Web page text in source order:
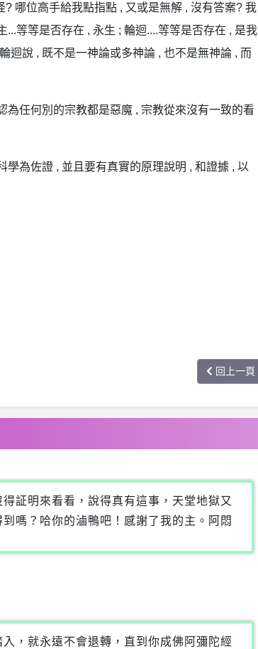
哪位高手給我點指點 , 又或是無解 , 沒有答案? 我
等等是否存在 , 永生 ; 輪迴....等等是否存在 , 是我
迴說 , 既不是一神論或多神論 , 也不是無神論 , 而
任何別的宗教都是惡魔 , 宗教從來沒有一致的看
為佐證 , 並且要有真實的原理說明 , 和證據 , 以
回上一頁
証明來看看，說得真有這事，天堂地獄又
嗎？哈你的滷鴨吧！感謝了我的主。阿悶
，就永遠不會退轉，直到你成佛阿彌陀經